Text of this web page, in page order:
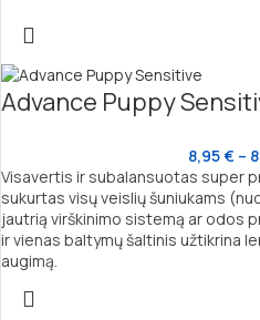
Advance Puppy
8,95€ –
Visavertis ir subalansuotas super
sukurtas visų veislių šuniukams
jautrią virškinimo sistemą ar odos
ir vienas baltymų šaltinis užtikrina
augimą.